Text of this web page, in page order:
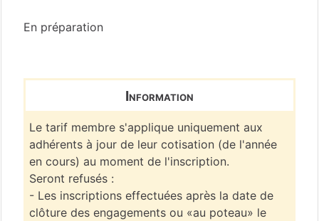
En préparation
Information
Le tarif membre s'applique uniquement aux
adhérents à jour de leur cotisation (de l'année
en cours) au moment de l'inscription.
Seront refusés :
- Les inscriptions effectuées après la date de
clôture des engagements ou «au poteau» le